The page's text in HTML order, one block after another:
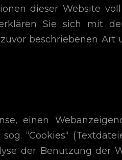
dieser Website
Sie sich mit
beschriebenen Art
einen
sog. “Cookies“
der Benutzung der